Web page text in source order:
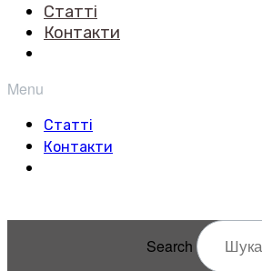
Статті
Контакти
Menu
Статті
Контакти
Search